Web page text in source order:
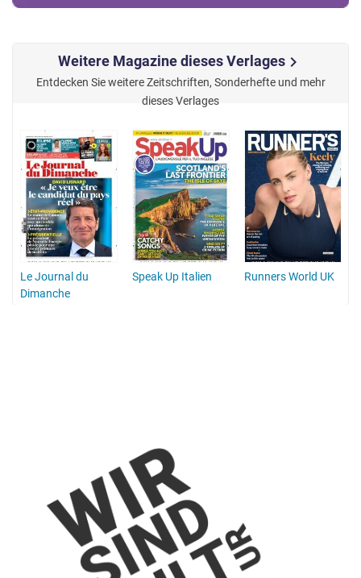
Weitere Magazine dieses Verlageschevron_right
Entdecken Sie weitere Zeitschriften, Sonderhefte und mehr
dieses Verlages
Le Journal du
Dimanche
Speak Up Italien Runners World UK